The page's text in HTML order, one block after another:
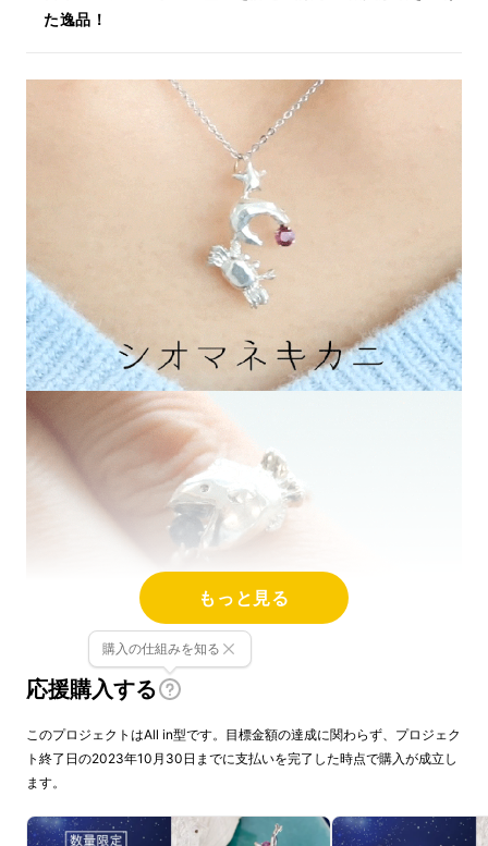
た逸品！
もっと見る
応援購入する
購入の仕組みを知る
このプロジェクトはAll in型です。目標金額の達成に関わらず、プロジェク
ト終了日の2023年10月30日までに支払いを完了した時点で購入が成立し
ます。